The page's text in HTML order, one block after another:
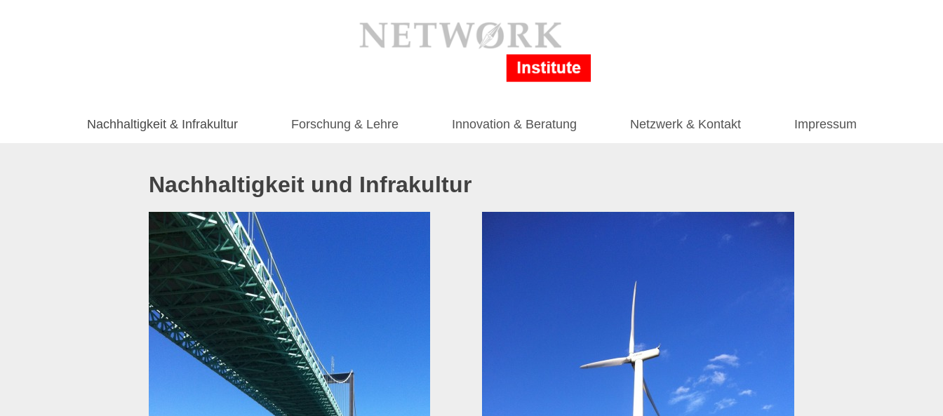
Nachhaltigkeit & Infrakultur Forschung & Lehre Innovation & Beratung Netzwerk & Kontakt Impressum
Nachhaltigkeit und Infrakultur